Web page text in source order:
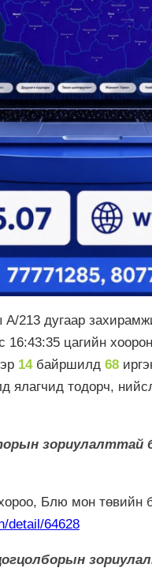
213 дугаар
16:43:35 цагийн
14 байршилд 68
ялагчид тодорч,
зориулалттай
Блю мон төвийн
detail/64628